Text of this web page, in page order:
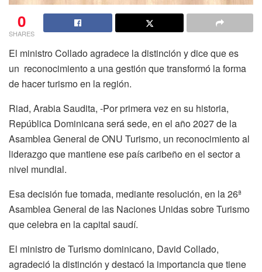
0
SHARES
El ministro Collado agradece la distinción y dice que es
un reconocimiento a una gestión que transformó la forma
de hacer turismo en la región.
Riad, Arabia Saudita, -Por primera vez en su historia,
República Dominicana será sede, en el año 2027 de la
Asamblea General de ONU Turismo, un reconocimiento al
liderazgo que mantiene ese país caribeño en el sector a
nivel mundial.
Esa decisión fue tomada, mediante resolución, en la 26ª
Asamblea General de las Naciones Unidas sobre Turismo
que celebra en la capital saudí.
El ministro de Turismo dominicano, David Collado,
agradeció la distinción y destacó la importancia que tiene